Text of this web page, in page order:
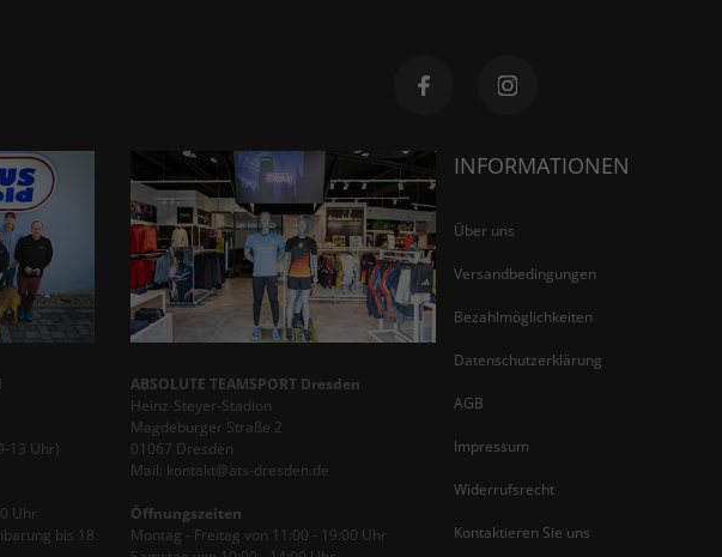
13 Uhr)
Uhr
bis 18
ABSOLUTE TEAMSPORT Dresden
Heinz-Steyer-Stadion
Magdeburger Straße 2
01067 Dresden
Mail: kontakt@ats-dresden.de
Öffnungszeiten
Montag - Freitag von 11:00 - 19:00 Uhr
INFORMATIONEN
Über uns
Versandbedingungen
Bezahlmöglichkeiten
Datenschutzerklärung
AGB
Impressum
Widerrufsrecht
Kontaktieren Sie uns